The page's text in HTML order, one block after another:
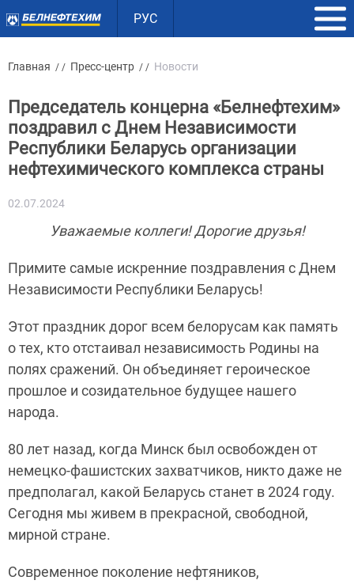
РУС
Главная / / Пресс-центр / / Новости
Председатель концерна «Белнефтехим»
поздравил с Днем Независимости
Республики Беларусь организации
нефтехимического комплекса страны
02.07.2024
Уважаемые коллеги! Дорогие друзья!
Примите самые искренние поздравления с Днем
Независимости Республики Беларусь!
Этот праздник дорог всем белорусам как память
о тех, кто отстаивал независимость Родины на
полях сражений. Он объединяет героическое
прошлое и созидательное будущее нашего
народа.
80 лет назад, когда Минск был освобожден от
немецко-фашистских захватчиков, никто даже не
предполагал, какой Беларусь станет в 2024 году.
Сегодня мы живем в прекрасной, свободной,
мирной стране.
Современное поколение нефтяников,